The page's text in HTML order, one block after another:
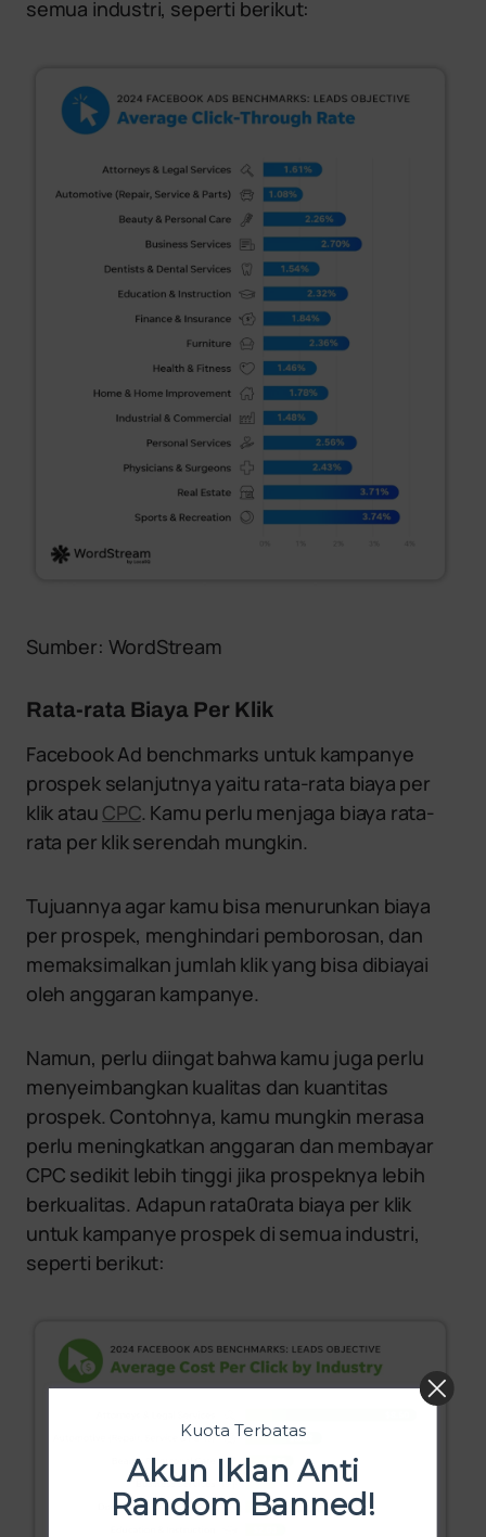
semua industri, seperti berikut:
Sumber: WordStream
Rata-rata Biaya Per Klik
Facebook Ad benchmarks untuk kampanye
prospek selanjutnya yaitu rata-rata biaya per
klik atau CPC. Kamu perlu menjaga biaya rata-
rata per klik serendah mungkin.
Tujuannya agar kamu bisa menurunkan biaya
per prospek, menghindari pemborosan, dan
memaksimalkan jumlah klik yang bisa dibiayai
oleh anggaran kampanye.
Namun, perlu diingat bahwa kamu juga perlu
menyeimbangkan kualitas dan kuantitas
prospek. Contohnya, kamu mungkin merasa
perlu meningkatkan anggaran dan membayar
CPC sedikit lebih tinggi jika prospeknya lebih
berkualitas. Adapun rata0rata biaya per klik
untuk kampanye prospek di semua industri,
seperti berikut:
Kuota Terbatas
Akun Iklan Anti
Random Banned!